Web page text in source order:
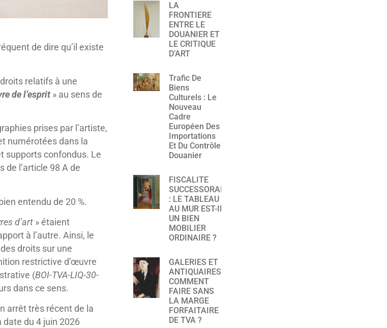
de dire qu’il existe
relatifs à une
de l’esprit » au sens de
prises par l’artiste,
numérotées dans la
supports confondus. Le
de l’article 98 A de
entendu de 20 %.
d’art » étaient
à l’autre. Ainsi, le
droits sur une
restrictive d’œuvre
(BOI-TVA-LIQ-30-
dans ce sens.
arrêt très récent de la
date du 4 juin 2026
LA
FRONTIERE
ENTRE LE
DOUANIER ET
LE CRITIQUE
D’ART
Trafic De
Biens
Culturels : Le
Nouveau
Cadre
Européen Des
Importations
Et Du Contrôle
Douanier
FISCALITE
SUCCESSORALE
: LE TABLEAU
AU MUR EST-IL
UN BIEN
MOBILIER
ORDINAIRE ?
GALERIES ET
ANTIQUAIRES :
COMMENT
FAIRE SANS
LA MARGE
FORFAITAIRE
DE TVA ?